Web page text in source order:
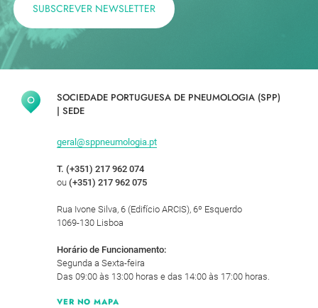
SUBSCREVER NEWSLETTER
SOCIEDADE PORTUGUESA DE PNEUMOLOGIA (SPP)
| SEDE
geral@sppneumologia.pt
T. (+351) 217 962 074
ou (+351) 217 962 075
Rua Ivone Silva, 6 (Edifício ARCIS), 6º Esquerdo
1069-130 Lisboa
Horário de Funcionamento:
Segunda a Sexta-feira
Das 09:00 às 13:00 horas e das 14:00 às 17:00 horas.
VER NO MAPA